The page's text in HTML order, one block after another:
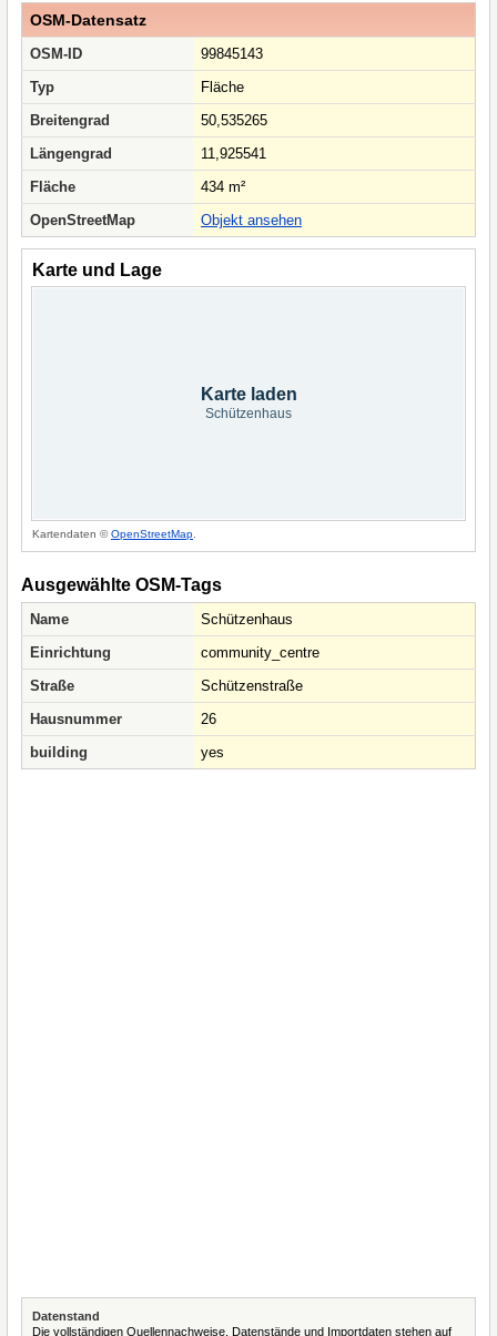
OSM-Datensatz
OSM-ID
99845143
Typ
Fläche
Breitengrad
50,535265
Längengrad
11,925541
Fläche
434 m²
OpenStreetMap
Objekt ansehen
Karte und Lage
Karte laden
Schützenhaus
Kartendaten ©OpenStreetMap
Ausgewählte OSM-Tags
Name
Schützenhaus
Einrichtung
community_centre
Straße
Schützenstraße
Hausnummer
26
building
yes
Datenstand
Die vollständigen Quellennachweise, Datenstände und Importdaten stehen auf